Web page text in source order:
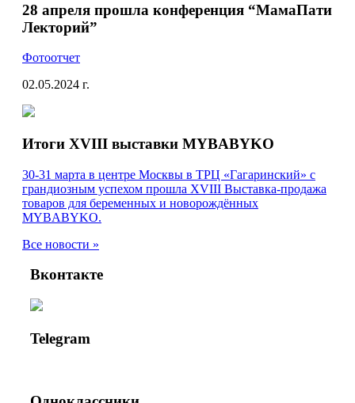
28 апреля прошла конференция “МамаПати
Лекторий”
Фотоотчет
02.05.2024 г.
Итоги XVIII выставки MYBABYKO
30-31 марта в центре Москвы в ТРЦ «Гагаринский» с
грандиозным успехом прошла XVIII Выставка-продажа
товаров для беременных и новорождённых
MYBABYKO.
Все новости »
Вконтакте
Telegram